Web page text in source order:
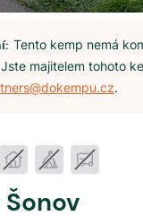
Tento kemp nemá
majitelem tohoto
.